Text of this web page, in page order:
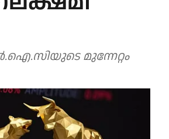
മുന്നേറ്റം